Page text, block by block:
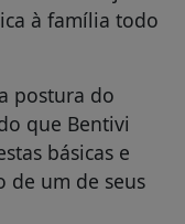
à família todo
postura do
que Bentivi
básicas e
de um de seus